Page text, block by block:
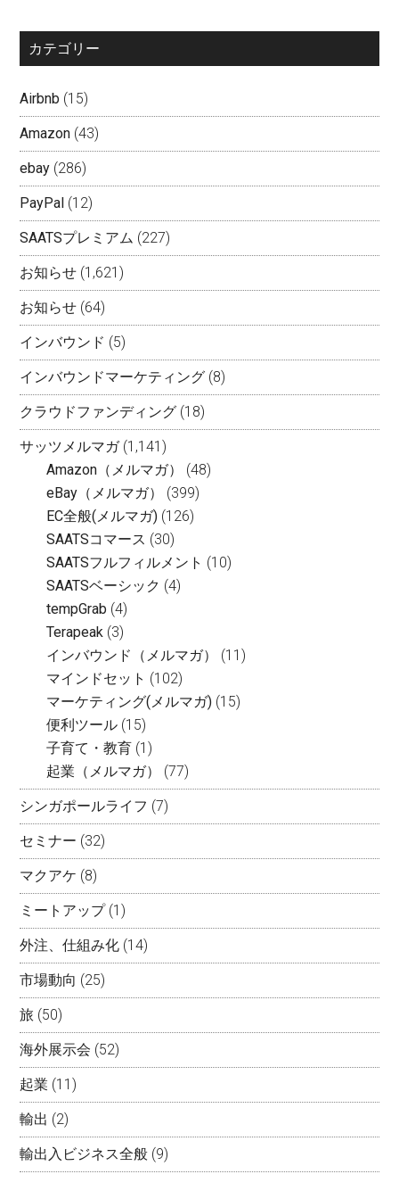
カテゴリー
Airbnb (15)
Amazon (43)
ebay (286)
PayPal (12)
SAATSプレミアム (227)
お知らせ (1,621)
お知らせ (64)
インバウンド (5)
インバウンドマーケティング (8)
クラウドファンディング (18)
サッツメルマガ(1,141)
Amazon（メルマガ）
(48)
eBay（メルマガ）
(399)
EC全般(メルマガ) (126)
SAATSコマース (30)
SAATSフルフィルメント (10)
SAATSベーシック (4)
tempGrab (4)
Terapeak (3)
インバウンド（メルマガ）
(11)
マインドセット (102)
マーケティング(メルマガ) (15)
便利ツール (15)
子育て・教育 (1)
起業（メルマガ）
(77)
シンガポールライフ (7)
セミナー (32)
マクアケ (8)
ミートアップ(1)
外注、仕組み化 (14)
市場動向 (25)
旅 (50)
海外展示会 (52)
起業 (11)
輸出 (2)
輸出入ビジネス全般 (9)